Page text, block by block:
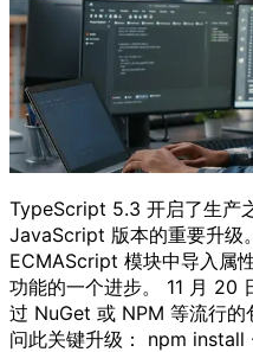
TypeScript 5.3 开启了生产
JavaScript 版本的重要升级
ECMAScript 模块中导入属
功能的一个进步。 11 月 20
过 NuGet 或 NPM 等流行
问此关键升级： npm install